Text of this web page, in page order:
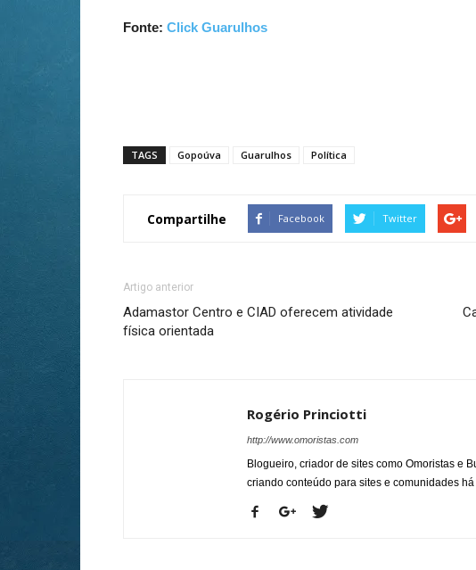
Fonte: Click Guarulhos
TAGS Gopoúva Guarulhos Política
Compartilhe Facebook Twitter
Artigo anterior
Adamastor Centro e CIAD oferecem atividade
física orientada
Rogério Princiotti
http://www.omoristas.com
Blogueiro, criador de sites como Omoristas e
criando conteúdo para sites e comunidades